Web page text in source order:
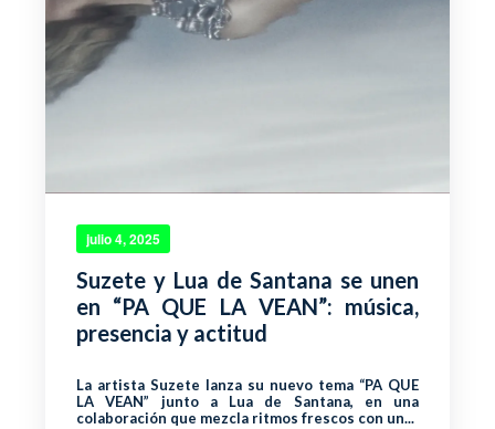
julio 4, 2025
Suzete y Lua de Santana se unen
en “PA QUE LA VEAN”: música,
presencia y actitud
La artista Suzete lanza su nuevo tema “PA QUE
LA VEAN” junto a Lua de Santana, en una
colaboración que mezcla ritmos frescos con un...